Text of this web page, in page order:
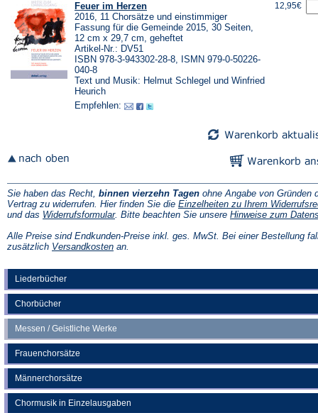
Liederbücher
Chorbücher
Messen / Geistliche Werke
Frauenchorsätze
Männerchorsätze
Chormusik in Einzelausgaben
Feuer im Herzen
2016, 11 Chorsätze und einstimmiger
Fassung für die Gemeinde 2015, 30 Seiten,
12 cm x 29,7 cm, geheftet
Artikel-Nr.: DV51
ISBN 978-3-943302-28-8, ISMN 979-0-50226-
040-8
Text und Musik: Helmut Schlegel und Winfried
Heurich
Empfehlen:
12,95€
Sie haben das Recht, binnen vierzehn Tagen ohne Angabe von Gründen
Vertrag zu widerrufen. Hier finden Sie die Einzelheiten zu Ihrem
und das Widerrufsformular(Öffnet
einem
neuen
. Bitte beachten Sie unsere Hinweise zum
Alle Preise sind Endkunden-Preise inkl. ges. MwSt. Bei einer Bestellung
zusätzlich Versandkosten(Öffnet
an.